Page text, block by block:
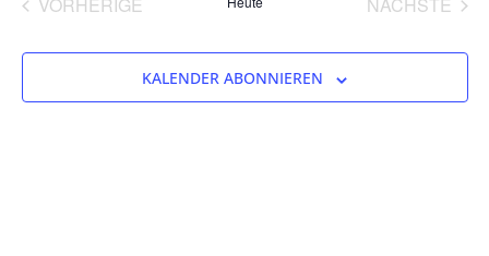
und
VORHERIGE NÄCHSTE
KALENDER ABONNIEREN